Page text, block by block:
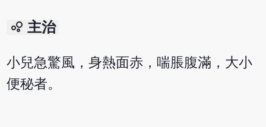
bubble_chart 主治
小兒急驚風，身熱面赤，喘脹腹滿，大小
便秘者。